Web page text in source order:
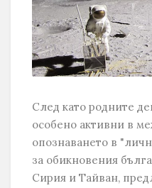
След като родните
особено активни в
опознаването в
за обикновения
Сирия и Тайван,